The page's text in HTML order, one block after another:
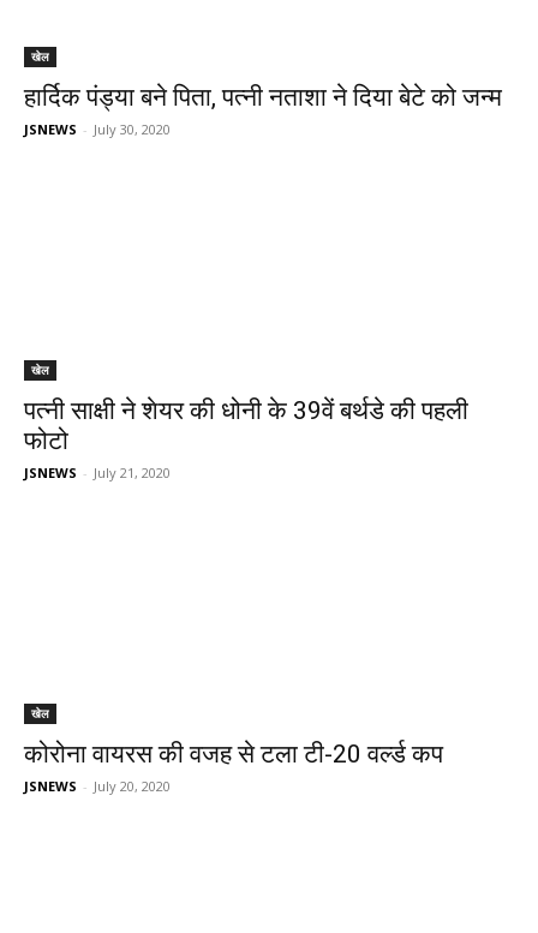
खेल
हार्दिक पंड्या बने पिता, पत्नी नताशा ने दिया बेटे को जन्म
JSNEWS - July 30, 2020
खेल
पत्नी साक्षी ने शेयर की धोनी के 39वें बर्थडे की पहली
फोटो
JSNEWS - July 21, 2020
खेल
कोरोना वायरस की वजह से टला टी-20 वर्ल्ड कप
JSNEWS - July 20, 2020